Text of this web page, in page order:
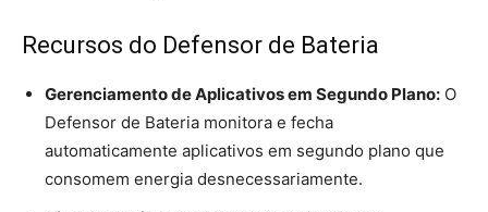
Recursos do Defensor de Bateria
Gerenciamento de Aplicativos em Segundo Plano: O
Defensor de Bateria monitora e fecha
automaticamente aplicativos em segundo plano que
consomem energia desnecessariamente.